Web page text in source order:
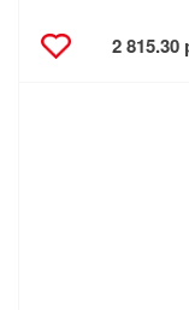
2 815.30